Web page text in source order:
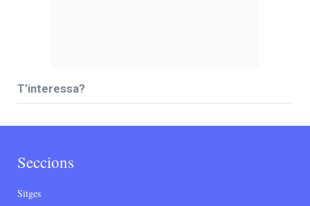
T’interessa?
Seccions
Sitges